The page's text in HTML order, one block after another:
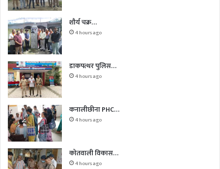
शौर्य चक्र…
4 hours ago
डाकपत्थर पुलिस…
4 hours ago
कनालीछीना PHC…
4 hours ago
कोतवाली विकास…
4 hours ago